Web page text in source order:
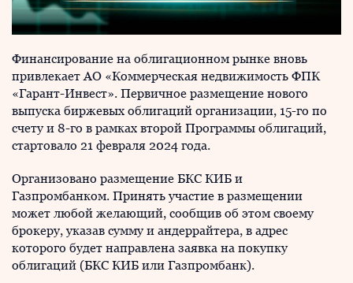
Финансирование на облигационном рынке вновь
привлекает АО «Коммерческая недвижимость ФПК
«Гарант-Инвест». Первичное размещение нового
выпуска биржевых облигаций организации, 15-го по
счету и 8-го в рамках второй Программы облигаций,
стартовало 21 февраля 2024 года.
Организовано размещение БКС КИБ и
Газпромбанком. Принять участие в размещении
может любой желающий, сообщив об этом своему
брокеру, указав сумму и андеррайтера, в адрес
которого будет направлена заявка на покупку
облигаций (БКС КИБ или Газпромбанк).